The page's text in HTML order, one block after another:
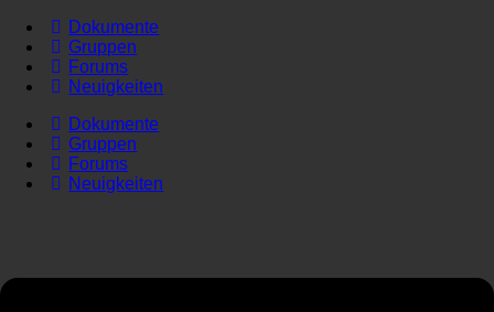
Dokumente
Gruppen
Forums
Neuigkeiten
Dokumente
Gruppen
Forums
Neuigkeiten